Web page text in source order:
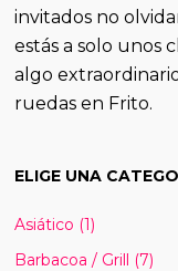
invitados no
estás a solo unos
algo
ruedas en Frito.
ELIGE UNA
Asiático (1)
Barbacoa / Grill (7)